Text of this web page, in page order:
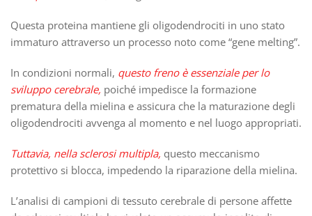
Questa proteina mantiene gli oligodendrociti in uno stato
immaturo attraverso un processo noto come “gene melting”.
In condizioni normali, questo freno è essenziale per lo
sviluppo cerebrale, poiché impedisce la formazione
prematura della mielina e assicura che la maturazione degli
oligodendrociti avvenga al momento e nel luogo appropriati.
Tuttavia, nella sclerosi multipla, questo meccanismo
protettivo si blocca, impedendo la riparazione della mielina.
L’analisi di campioni di tessuto cerebrale di persone affette